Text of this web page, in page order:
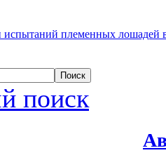
племенных лошадей
поиск